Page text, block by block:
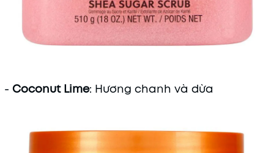
- Coconut Lime: Hương chanh và dừa